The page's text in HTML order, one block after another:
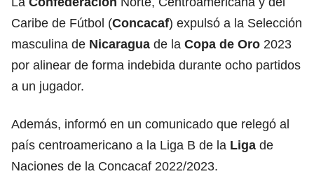
Caribe de Fútbol (Concacaf) expulsó a la Selección
masculina de Nicaragua de la Copa de Oro 2023
por alinear de forma indebida durante ocho partidos
a un jugador.
Además, informó en un comunicado que relegó al
país centroamericano a la Liga B de la Liga de
Naciones de la Concacaf 2022/2023.